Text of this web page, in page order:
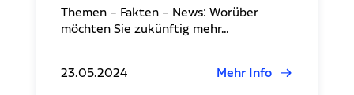
Themen – Fakten – News: Worüber
möchten Sie zukünftig mehr…
23.05.2024 Mehr Info